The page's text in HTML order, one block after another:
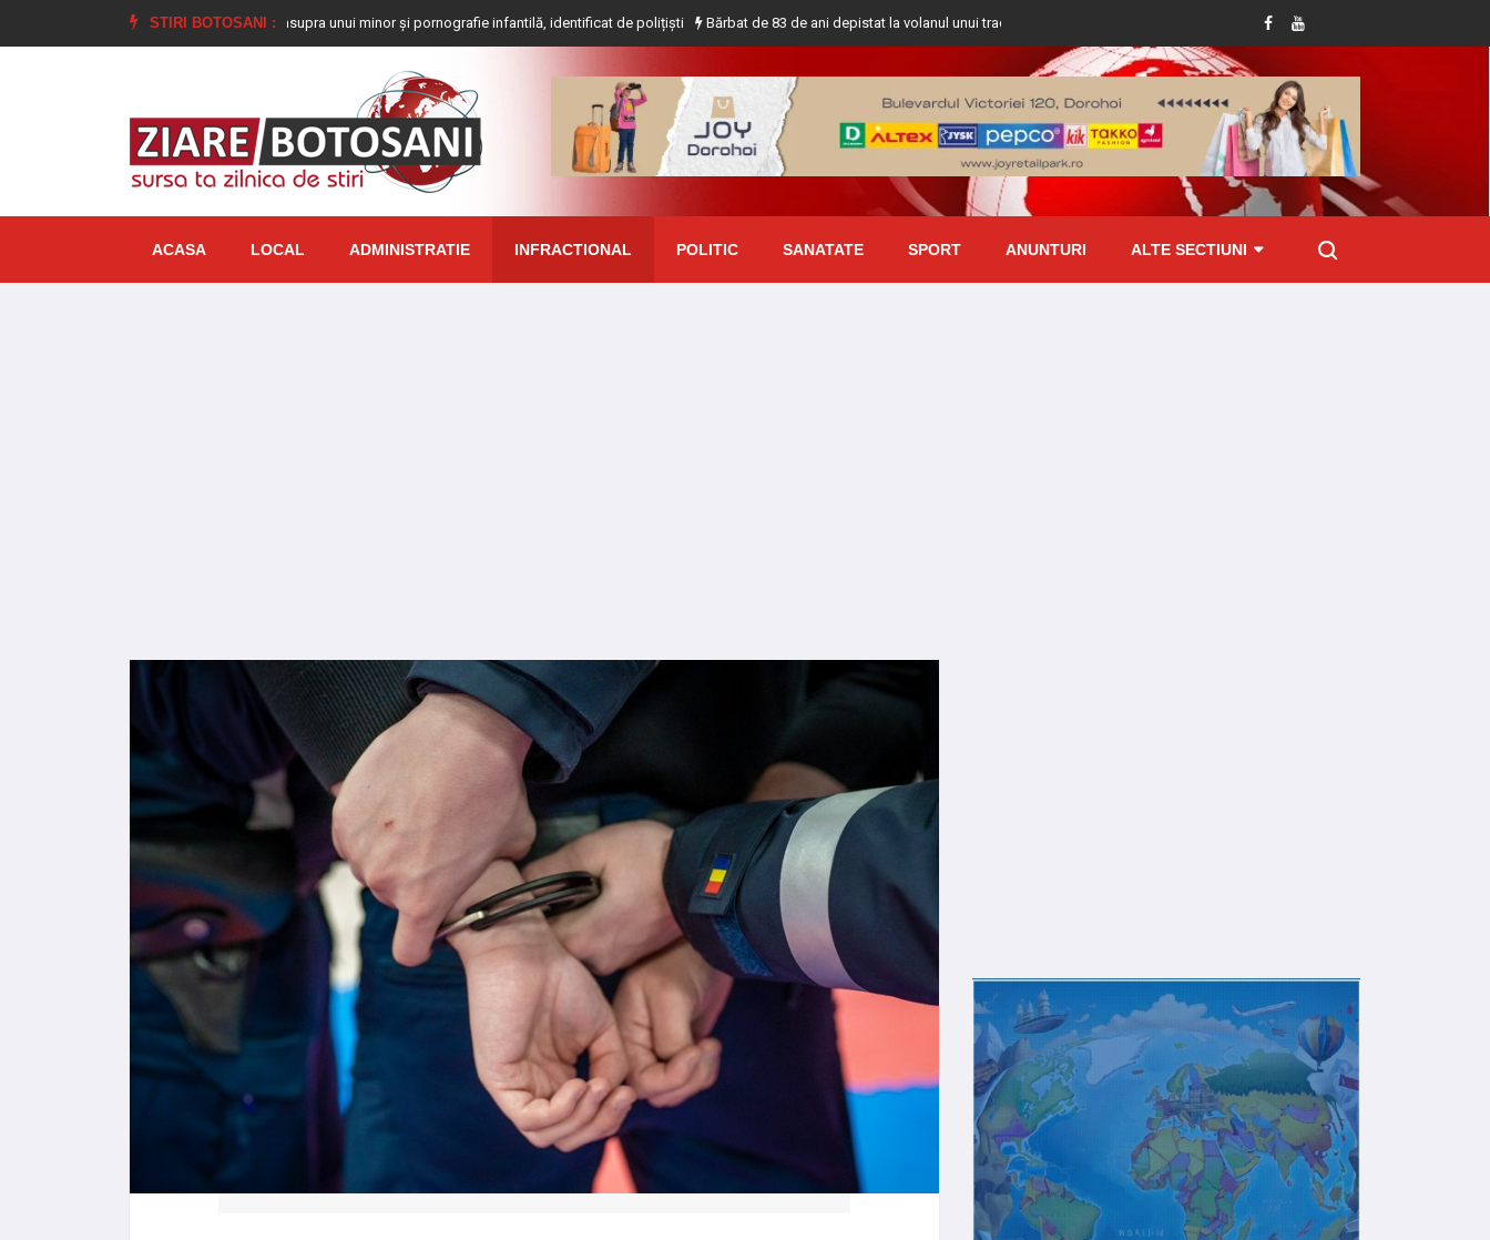
STIRI BOTOSANI :
la închisoare pentru viol asupra unui minor și pornografie infantilă, identificat de polițiști Bărbat de 83 de ani depistat la volanul unui tractor fără a deține permis de conducere Amenzi de peste 70 mii lei aplicate de ITM
ACASA LOCAL ADMINISTRATIE INFRACTIONAL POLITIC SANATATE SPORT ANUNTURI ALTE SECTIUNI